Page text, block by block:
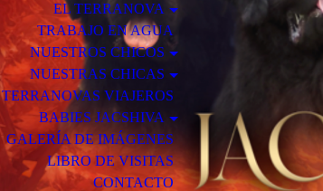
EL TERRANOVA
TRABAJO EN AGUA
NUESTROS CHICOS
NUESTRAS CHICAS
TERRANOVAS VIAJEROS
BABIES JACSHIVA
GALERÍA DE IMÁGENES
LIBRO DE VISITAS
CONTACTO